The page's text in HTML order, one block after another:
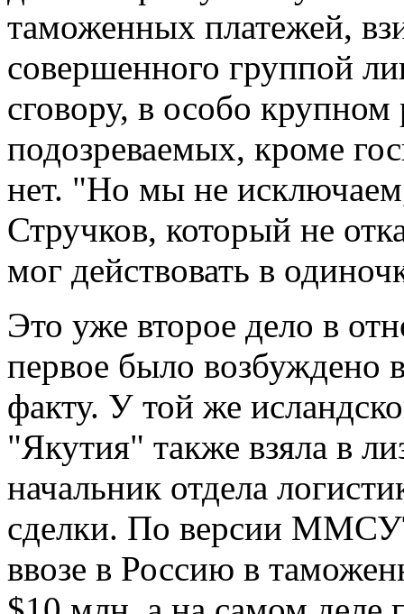
таможенных платежей,
совершенного группой
сговору, в особо
подозреваемых, кроме
нет. "Но мы не
Стручков, который не
мог действовать в
Это уже второе дело в
первое было возбуждено
факту. У той же
"Якутия" также взяла в
начальник отдела
сделки. По версии
ввозе в Россию в